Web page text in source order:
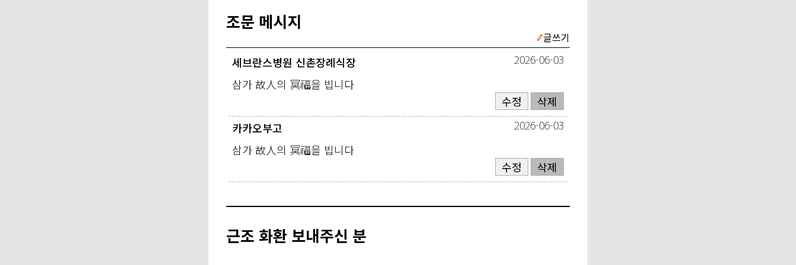
조문 메시지
글쓰기
세브란스병원 신촌장례식장
2026-06-03
삼가 故人의 冥福을 빕니다
수정
삭제
카카오부고
2026-06-03
삼가 故人의 冥福을 빕니다
수정
삭제
근조 화환 보내주신 분